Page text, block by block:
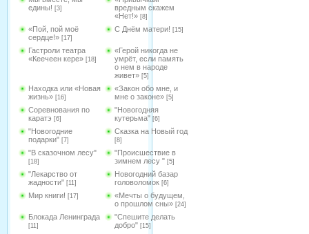
едины! [3]
вредным скажем
«Нет!» [8]
«Пой, пой моё
сердце!» [17]
С Днём матери! [15]
Гастроли театра
«Кеечеен кере» [18]
«Герой никогда не
умрёт, если память
о нем в народе
живет» [5]
Находка или «Новая
жизнь» [16]
«Закон обо мне, и
мне о законе» [5]
Соревнования по
каратэ [6]
"Новогодняя
кутерьма" [6]
"Новогодние
подарки" [7]
Сказка на Новый год
[8]
"В сказочном лесу"
[18]
"Происшествие в
зимнем лесу " [5]
"Лекарство от
жадности" [11]
Новогодний базар
головоломок [6]
Мир книги! [17]
«Мечты о будущем,
о прошлом сны» [24]
Блокада Ленинграда
[11]
"Спешите делать
добро" [15]